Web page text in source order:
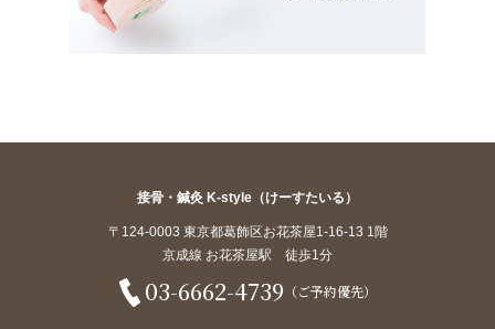
接骨・鍼灸 K-style（けーすたいる）
〒124-0003 東京都葛飾区お花茶屋1-16-13 1階
京成線 お花茶屋駅 徒歩1分
03-6662-4739 （ご予約優先）